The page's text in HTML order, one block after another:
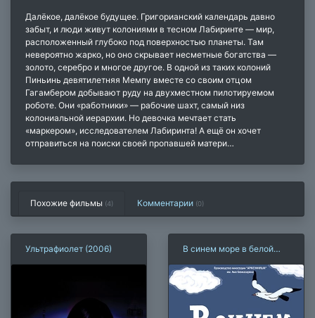
Далёкое, далёкое будущее. Григорианский календарь давно
забыт, и люди живут колониями в тесном Лабиринте — мир,
расположенный глубоко под поверхностью планеты. Там
невероятно жарко, но оно скрывает несметные богатства —
золото, серебро и многое другое. В одной из таких колоний
Пиньинь девятилетняя Мемпу вместе со своим отцом
Гагамбером добывают руду на двухместном пилотируемом
роботе. Они «работники» — рабочие шахт, самый низ
колониальной иерархии. Но девочка мечтает стать
«маркером», исследователем Лабиринта! А ещё он хочет
отправиться на поиски своей пропавшей матери…
Похожие фильмы (4) Комментарии (0)
Ультрафиолет (2006)
В синем море в белой